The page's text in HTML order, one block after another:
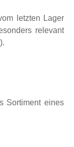
letzten Lager
relevant
Sortiment eines